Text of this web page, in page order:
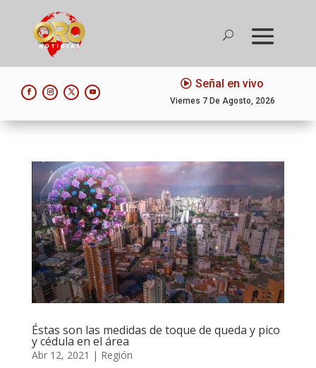
Señal en vivo
Viernes 7 De Agosto, 2026
Éstas son las medidas de toque de queda y pico
y cédula en el área
Abr 12, 2021 | Región